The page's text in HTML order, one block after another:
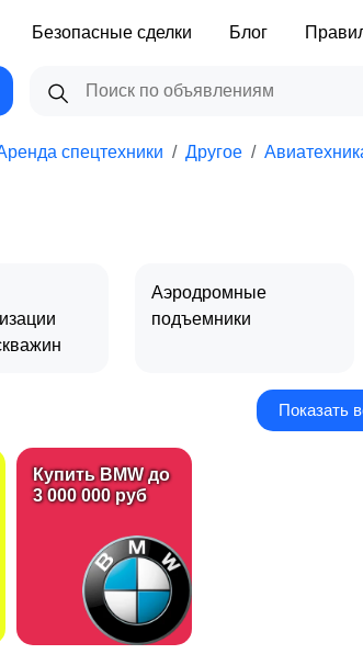
Безопасные сделки Блог
спецтехники Другое
Аэродромные
подъемники
Показать
Купить BMW до
3 000 000 руб